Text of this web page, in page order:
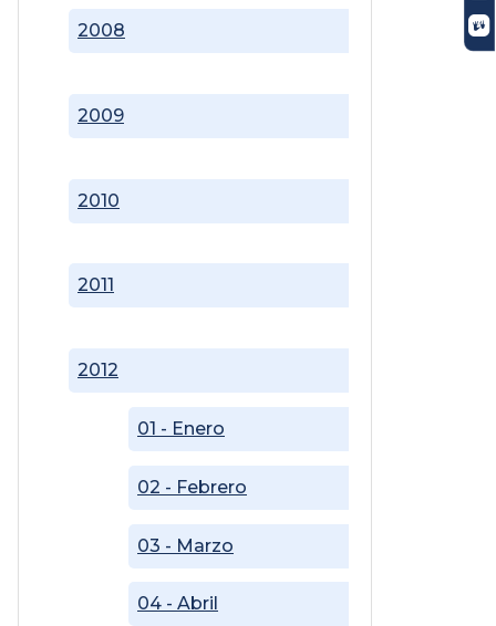
2008
2009
2010
2011
2012
01 - Enero
02 - Febrero
03 - Marzo
04 - Abril